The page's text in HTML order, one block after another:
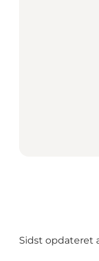
Sidst opdateret